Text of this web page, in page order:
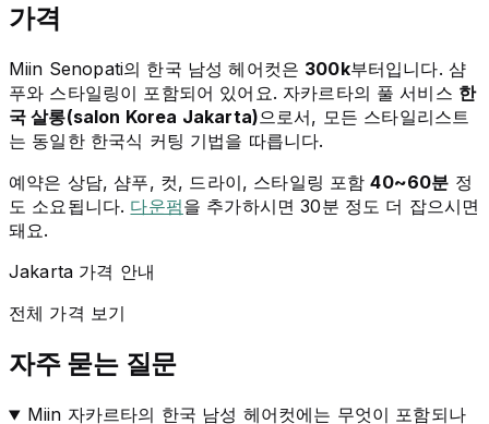
가격
Miin Senopati의 한국 남성 헤어컷은 300k부터입니다. 샴
푸와 스타일링이 포함되어 있어요. 자카르타의 풀 서비스 한
국 살롱(salon Korea Jakarta)으로서, 모든 스타일리스트
는 동일한 한국식 커팅 기법을 따릅니다.
예약은 상담, 샴푸, 컷, 드라이, 스타일링 포함40~60분 정
도 소요됩니다. 다운펌을 추가하시면 30분 정도 더 잡으시면
돼요.
Jakarta 가격 안내
전체 가격 보기
자주 묻는 질문
Miin 자카르타의 한국 남성 헤어컷에는 무엇이 포함되나